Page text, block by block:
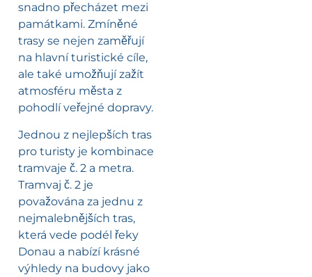
snadno přecházet mezi
památkami. Zmíněné
trasy se nejen zaměřují
na hlavní turistické cíle,
ale také umožňují zažít
atmosféru města z
pohodlí veřejné dopravy.
Jednou z nejlepších tras
pro turisty je kombinace
tramvaje č. 2 a metra.
Tramvaj č. 2 je
považována za jednu z
nejmalebnějších tras,
která vede podél řeky
Donau a nabízí krásné
výhledy na budovy jako